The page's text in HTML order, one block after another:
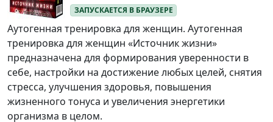
Аутогенная тренировка для женщин. Аутогенная
тренировка для женщин «Источник жизни»
предназначена для формирования уверенности в
себе, настройки на достижение любых целей, снятия
стресса, улучшения здоровья, повышения
жизненного тонуса и увеличения энергетики
организма в целом.